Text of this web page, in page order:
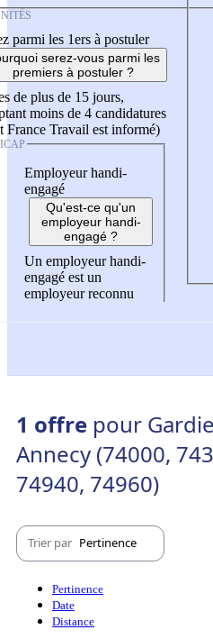
parmi les 1ers à postuler
serez-vous parmi les
premiers à postuler ?
de plus de 15 jours,
moins de 4 candidatures
France Travail est informé)
Employeur handi-
engagé
Qu'est-ce qu'un
employeur handi-
engagé ?
Un employeur handi-
engagé est un
employeur reconnu
1 offre pour
Annecy (74000,
74940, 74960)
Trier par Pertinence
Pertinence
Date
Distance